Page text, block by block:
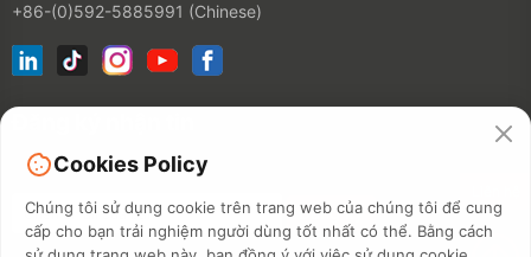
+86-(0)592-5885991 (Chinese)
Cookies Policy
Chúng tôi sử dụng cookie trên trang web của chúng tôi để cung
cấp cho bạn trải nghiệm người dùng tốt nhất có thể. Bằng cách